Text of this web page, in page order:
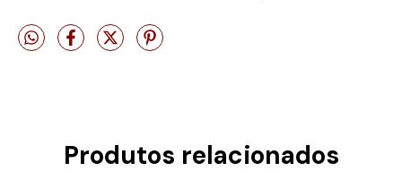
Produtos relacionados